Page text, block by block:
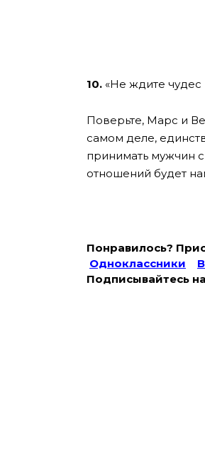
10. «Не ждите
Поверьте, Марс и
самом деле,
принимать мужчин
отношений будет
Понравилось?
Одноклассники
Подписывайтесь